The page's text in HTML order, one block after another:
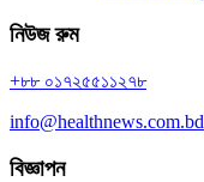
নিউজ রুম
+৮৮ ০১৭২৫৫১১২৭৮
info@healthnews.com.bd
বিজ্ঞাপন